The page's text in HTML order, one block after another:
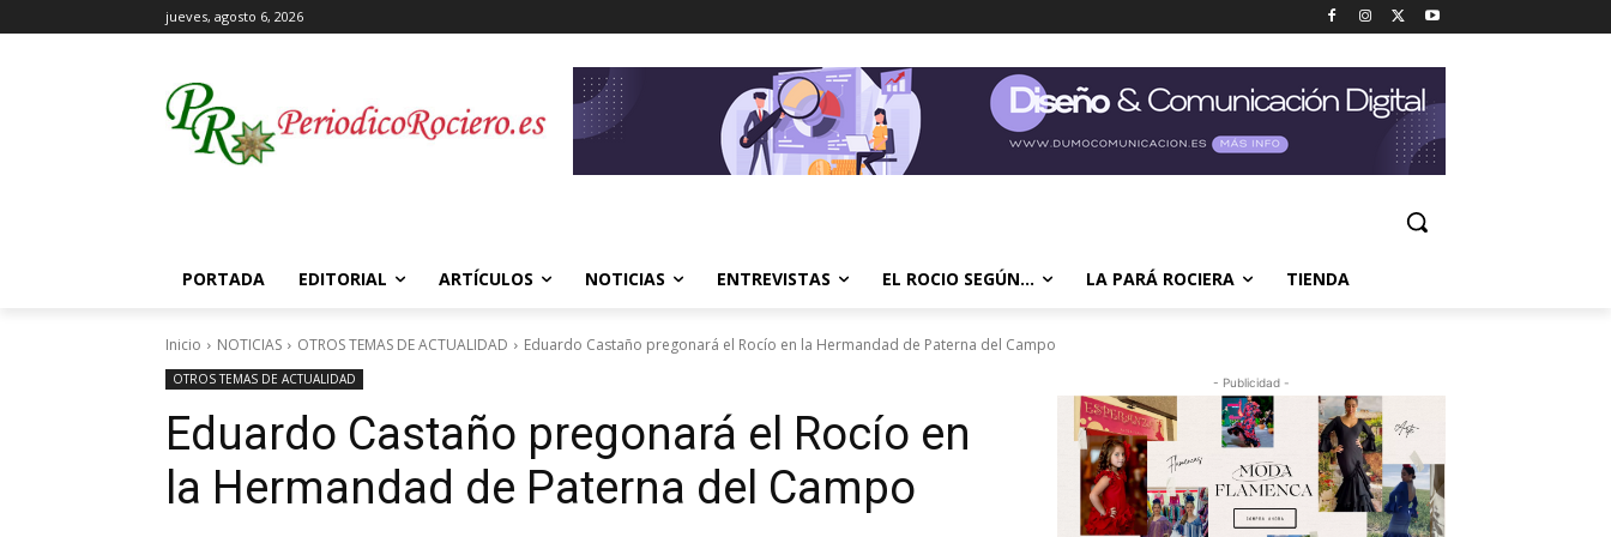
jueves, agosto 6, 2026
PORTADA EDITORIAL ARTÍCULOS NOTICIAS ENTREVISTAS EL ROCIO SEGÚN… LA PARÁ ROCIERA TIENDA
Inicio NOTICIAS OTROS TEMAS DE ACTUALIDAD Eduardo Castaño pregonará el Rocío en la Hermandad de Paterna del Campo
OTROS TEMAS DE ACTUALIDAD
Eduardo Castaño pregonará el Rocío en
la Hermandad de Paterna del Campo
- Publicidad -